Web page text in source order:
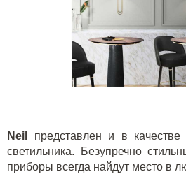
Neil
представлен и в
светильника. Безупречно
приборы всегда найдут место в